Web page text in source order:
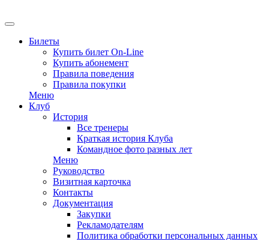
Билеты
Купить билет On-Line
Купить абонемент
Правила поведения
Правила покупки
Меню
Клуб
История
Все тренеры
Краткая история Клуба
Командное фото разных лет
Меню
Руководство
Визитная карточка
Контакты
Документация
Закупки
Рекламодателям
Политика обработки персональных данных